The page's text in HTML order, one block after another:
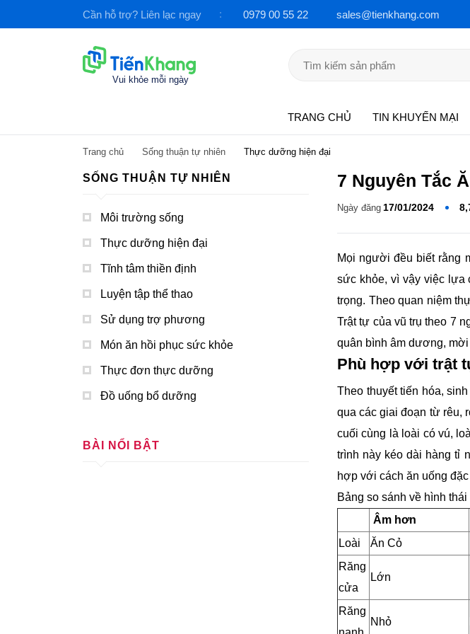
Cần hỗ trợ? Liên lạc ngay 0979 00 55 22 sales@tienkhang.com
TRANG CHỦ TIN KHUYẾN MẠI
Trang chủ Sống thuận tự nhiên Thực dưỡng hiện đại
7 Nguyên Tắc
Ngày đăng 17/01/2024
Mọi người đều biết rằng
khỏe, vì vậy việc lựa
Theo quan niệm thực
vũ trụ theo 7 nguyên tắc
dương, mời bạn tham
Phù hợp với trật tự
Theo thuyết tiến hóa, sinh
các giai đoạn từ rêu,
cùng là loài có vú, loài
kéo dài hàng tỉ năm, hệ
uống đặc thù của từng
Bảng so sánh về hình thái
Âm hơn
Loài
Ăn Cỏ
Răng
cửa
Lớn
Răng
Nhỏ
SỐNG THUẬN TỰ NHIÊN
Môi trường sống
Thực dưỡng hiện đại
Tĩnh tâm thiền định
Luyện tập thể thao
Sử dụng trợ phương
Món ăn hồi phục sức khỏe
Thực đơn thực dưỡng
Đồ uống bổ dưỡng
BÀI NỔI BẬT